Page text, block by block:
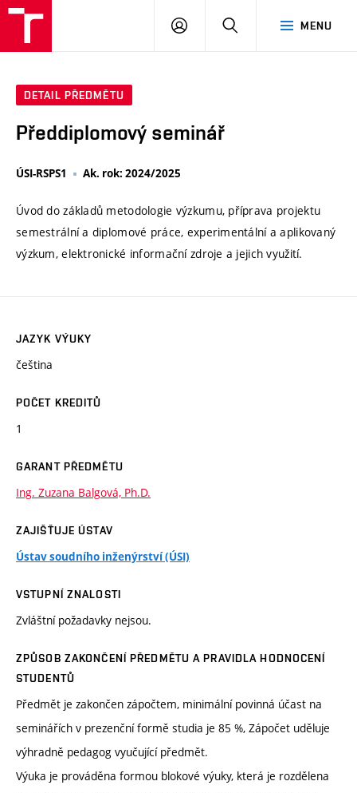
MENU
PŘIHLÁSIT
DETAIL PŘEDMĚTU
Předdiplomový seminář
ÚSI-RSPS1 Ak. rok: 2024/2025
Úvod do základů metodologie výzkumu, příprava projektu
semestrální a diplomové práce, experimentální a aplikovaný
výzkum, elektronické informační zdroje a jejich využití.
JAZYK VÝUKY
čeština
POČET KREDITŮ
1
GARANT PŘEDMĚTU
Ing. Zuzana Balgová, Ph.D.
ZAJIŠŤUJE ÚSTAV
Ústav soudního inženýrství (ÚSI)
VSTUPNÍ ZNALOSTI
Zvláštní požadavky nejsou.
ZPŮSOB ZAKONČENÍ PŘEDMĚTU A PRAVIDLA HODNOCENÍ
STUDENTŮ
Předmět je zakončen zápočtem, minimální povinná účast na
seminářích v prezenční formě studia je 85 %, Zápočet uděluje
výhradně pedagog vyučující předmět.
Výuka je prováděna formou blokové výuky, která je rozdělena